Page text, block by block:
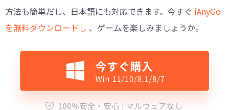
方法も簡単だし、日本語にも対応できます。今すぐ iAnyGo
を無料ダウンロードし 、ゲームを楽しみましょうか。